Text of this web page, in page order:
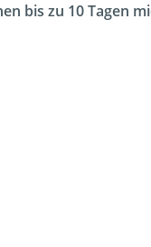
bis zu 10 Tagen